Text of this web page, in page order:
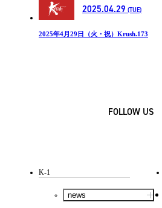
2025.04.29 (TUE)
2025年4月29日（火・祝）Krush.173
FOLLOW US
K-1
news